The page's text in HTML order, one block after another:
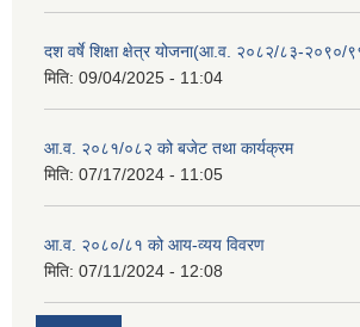
दश वर्षे शिक्षा क्षेत्र योजना(आ.व. २०८२/८३-२०९०/
मिति: 09/04/2025 - 11:04
आ.व. २०८१/०८२ को बजेट तथा कार्यक्रम
मिति: 07/17/2024 - 11:05
आ.व. २०८०/८१ को आय-व्यय विवरण
मिति: 07/11/2024 - 12:08